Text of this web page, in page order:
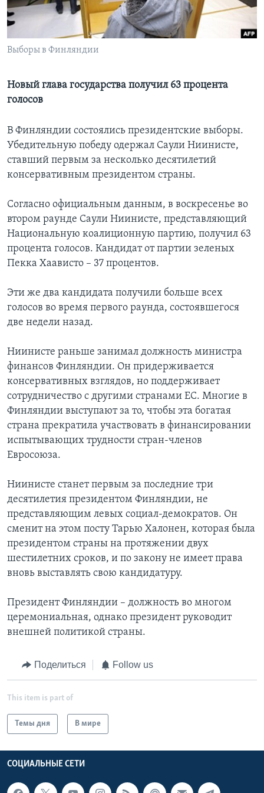
Learning English
СОЦИАЛЬНЫЕ СЕТИ
Выборы в Финляндии
Новый глава государства получил 63 процента
голосов
В Финляндии состоялись президентские выборы.
Убедительную победу одержал Саули Ниинисте,
ставший первым за несколько десятилетий
консервативным президентом страны.
Согласно официальным данным, в воскресенье во
втором раунде Саули Ниинисте, представляющий
Национальную коалиционную партию, получил 63
процента голосов. Кандидат от партии зеленых
Пекка Хаависто – 37 процентов.
Эти же два кандидата получили больше всех
голосов во время первого раунда, состоявшегося
две недели назад.
Ниинисте раньше занимал должность министра
финансов Финляндии. Он придерживается
консервативных взглядов, но поддерживает
сотрудничество с другими странами ЕС. Многие в
Финляндии выступают за то, чтобы эта богатая
страна прекратила участвовать в финансировании
испытывающих трудности стран-членов
Евросоюза.
Ниинисте станет первым за последние три
десятилетия президентом Финляндии, не
представляющим левых социал-демократов. Он
сменит на этом посту Тарью Халонен, которая была
президентом страны на протяжении двух
шестилетних сроков, и по закону не имеет права
вновь выставлять свою кандидатуру.
Президент Финляндии – должность во многом
церемониальная, однако президент руководит
внешней политикой страны.
Поделиться Follow us
This item is part of
Темы дня В мире
СОЦИАЛЬНЫЕ СЕТИ